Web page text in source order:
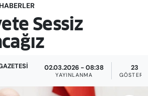
Sessiz
02.03.2026 - 08:38
YAYINLANMA
23
Vakitleri
Haritası